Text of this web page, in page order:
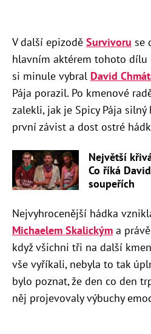
V další epizodě Survivoru se
hlavním aktérem tohoto dílu
si minule vybral David
Pája porazil. Po kmenové
zalekli, jak je Spicy Pája
první závist a dost ostré
Největší
Co říká
soupeřích
Nejvyhrocenější hádka
Michaelem Skalickým a
když všichni tři na další
vše vyříkali, nebyla to tak
bylo poznat, že den co den
něj projevovaly výbuchy